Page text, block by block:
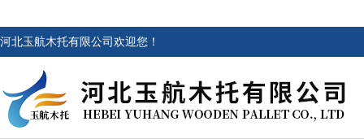
河北玉航木托有限公司欢迎您！